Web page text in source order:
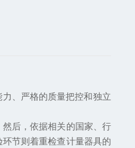
、严格的质量把控和独立
后，依据相关的国家、行
节则着重检查计量器具的